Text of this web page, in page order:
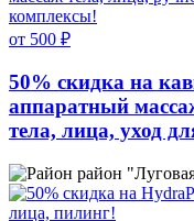
от 500 ₽
50% скидка на
аппаратный
тела, лица, уход
район